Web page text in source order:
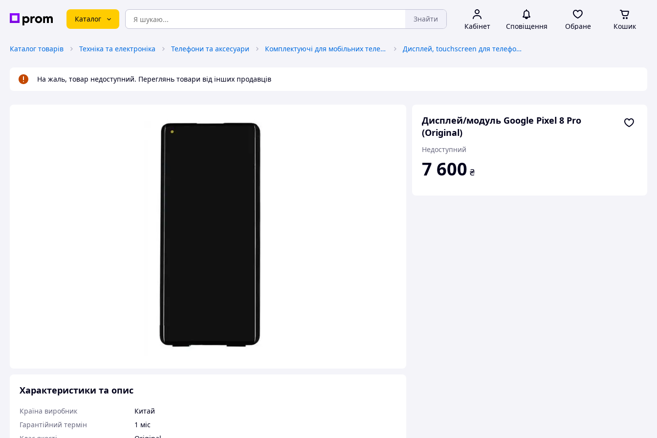
Каталог Знайти
Кабінет Сповіщення Обране Кошик
Каталог товарів Техніка та електроніка Телефони та аксесуари Комплектуючі для мобільних телефонів Дисплей, touchscreen для телефонів
На жаль, товар недоступний. Переглянь товари від інших продавців
Дисплей/модуль Google Pixel 8 Pro
(Original)
Недоступний
7 600 ₴
Характеристики та опис
Країна виробник
Китай
Гарантійний термін
1 міс